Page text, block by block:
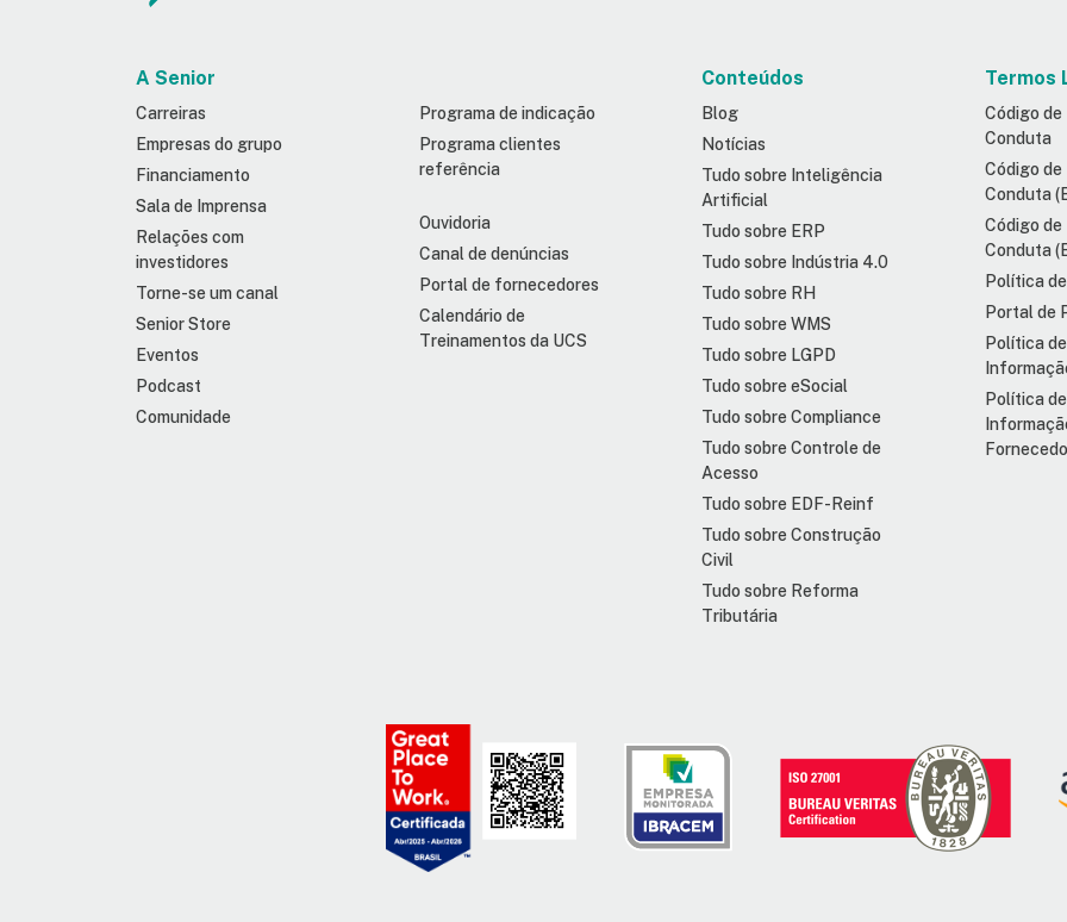
A Senior
Carreiras
Empresas do grupo
Financiamento
Sala de Imprensa
Relações com
investidores
Torne-se um canal
Senior Store
Eventos
Podcast
Comunidade
Programa de indicação
Programa clientes
referência
Ouvidoria
Canal de denúncias
Portal de fornecedores
Calendário de
Treinamentos da UCS
Conteúdos
Blog
Notícias
Tudo sobre Inteligência
Artificial
Tudo sobre ERP
Tudo sobre Indústria 4.0
Tudo sobre RH
Tudo sobre WMS
Tudo sobre LGPD
Tudo sobre eSocial
Tudo sobre Compliance
Tudo sobre Controle de
Acesso
Tudo sobre EDF-Reinf
Tudo sobre Construção
Civil
Tudo sobre Reforma
Tributária
Termos
Código de
Conduta
Código de
Conduta
Código de
Conduta
Política
Portal de
Política
Política